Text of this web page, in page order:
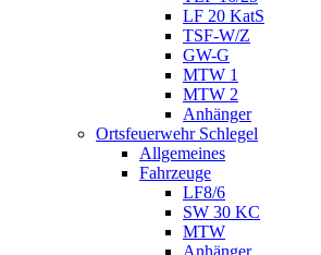
LF 20 KatS
TSF-W/Z
GW-G
MTW 1
MTW 2
Anhänger
Ortsfeuerwehr Schlegel
Allgemeines
Fahrzeuge
LF8/6
SW 30 KC
MTW
Anhänger